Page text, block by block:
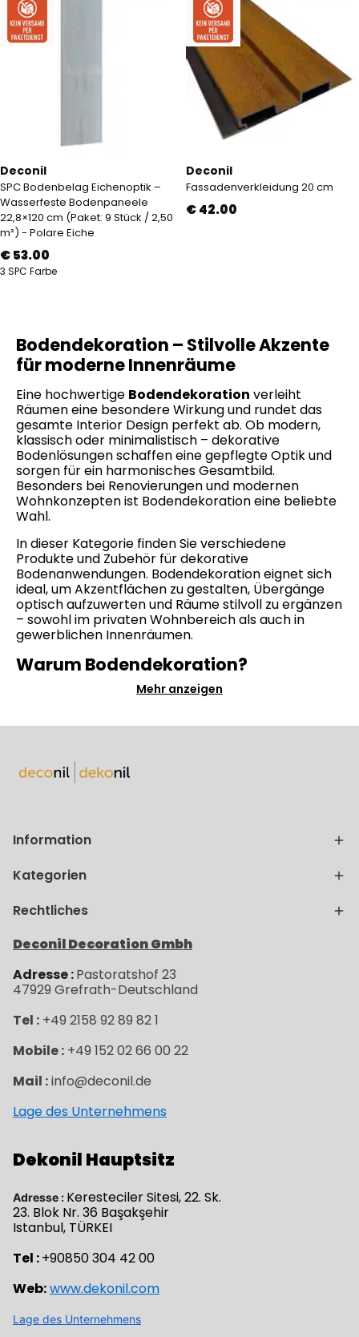
Deconil
SPC Bodenbelag Eichenoptik –
Wasserfeste Bodenpaneele
22,8×120 cm (Paket: 9 Stück / 2,50
m²) - Polare Eiche
€ 53.00
3 SPC Farbe
Deconil
Fassadenverkleidung 20 cm
€ 42.00
Bodendekoration – Stilvolle Akzente
für moderne Innenräume
Eine hochwertige Bodendekoration verleiht
Räumen eine besondere Wirkung und rundet das
gesamte Interior Design perfekt ab. Ob modern,
klassisch oder minimalistisch – dekorative
Bodenlösungen schaffen eine gepflegte Optik und
sorgen für ein harmonisches Gesamtbild.
Besonders bei Renovierungen und modernen
Wohnkonzepten ist Bodendekoration eine beliebte
Wahl.
In dieser Kategorie finden Sie verschiedene
Produkte und Zubehör für dekorative
Bodenanwendungen. Bodendekoration eignet sich
ideal, um Akzentflächen zu gestalten, Übergänge
optisch aufzuwerten und Räume stilvoll zu ergänzen
– sowohl im privaten Wohnbereich als auch in
gewerblichen Innenräumen.
Warum Bodendekoration?
Mehr anzeigen
Information
Kategorien
Rechtliches
Deconil Decoration Gmbh
Adresse :Pastoratshof 23
47929 Grefrath-Deutschland
Tel : +49 2158 92 89 82 1
Mobile : +49 152 02 66 00 22
Mail :info@deconil.de
Lage des Unternehmens
Dekonil Hauptsitz
Adresse : Keresteciler Sitesi, 22. Sk.
23. Blok Nr. 36 Başakşehir
Istanbul, TÜRKEI
Tel :+90850 304 42 00
Web:www.dekonil.com
Lage des Unternehmens